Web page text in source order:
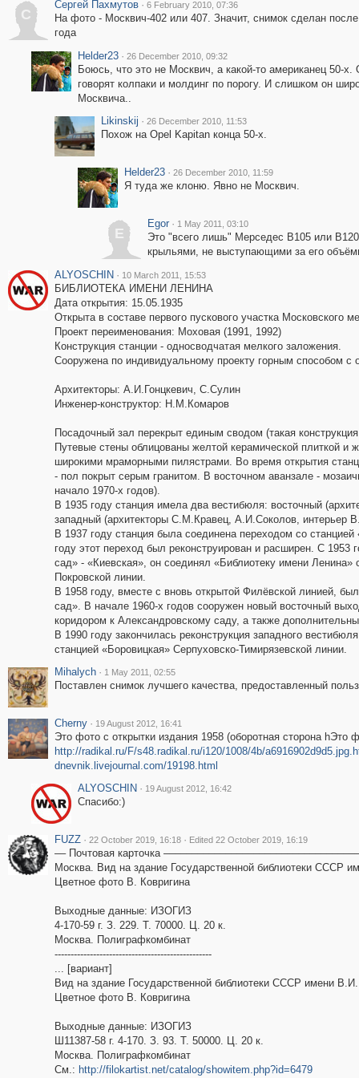
С
Сергей Пахмутов · 6 February 2010, 07:36
На фото - Москвич-402 или 407. Значит, снимок сделан после
года
Helder23 · 26 December 2010, 09:32
Боюсь, что это не Москвич, а какой-то американец 50-х.
говорят колпаки и молдинг по порогу. И слишком он
Москвича..
Likinskij · 26 December 2010, 11:53
Похож на Opel Kapitan конца 50-х.
Helder23 · 26 December 2010, 11:59
Я туда же клоню. Явно не Москвич.
E
Egor · 1 May 2011, 03:10
Это "всего лишь" Мерседес В105 или
крыльями, не выступающими за его
ALYOSCHIN · 10 March 2011, 15:53
БИБЛИОТЕКА ИМЕНИ ЛЕНИНА
Дата открытия: 15.05.1935
Открыта в составе первого пускового участка Московского
Проект переименования: Моховая (1991, 1992)
Конструкция станции - односводчатая мелкого заложения.
Сооружена по индивидуальному проекту горным способом с
Архитекторы: А.И.Гонцкевич, С.Сулин
Инженер-конструктор: Н.М.Комаров
Посадочный зал перекрыт единым сводом (такая
Путевые стены облицованы желтой керамической плиткой
широкими мраморными пилястрами. Во время открытия
- пол покрыт серым гранитом. В восточном аванзале -
начало 1970-х годов).
В 1935 году станция имела два вестибюля: восточный
западный (архитекторы С.М.Кравец, А.И.Соколов, интерьер
В 1937 году станция была соединена переходом со
году этот переход был реконструирован и расширен. С 1953
сад» - «Киевская», он соединял «Библиотеку имени Ленина»
Покровской линии.
В 1958 году, вместе с вновь открытой Филёвской линией,
сад». В начале 1960-x годов сооружен новый восточный
коридором к Александровскому саду, а также
В 1990 году закончилась реконструкция западного
станцией «Боровицкая» Серпуховско-Тимирязевской линии.
Mihalych · 1 May 2011, 02:55
Поставлен снимок лучшего качества, предоставленный
Cherny · 19 August 2012, 16:41
Это фото с открытки издания 1958 (оборотная сторона hЭто
http://radikal.ru/F/s48.radikal.ru/i120/1008/4b/
dnevnik.livejournal.com/19198.html
ALYOSCHIN · 19 August 2012, 16:42
Спасибо:)
FUZZ · 22 October 2019, 16:18 · Edited 22 October 2019, 16:19
–– Почтовая карточка
Москва. Вид на здание Государственной библиотеки СССР
Цветное фото В. Ковригина
Выходные данные: ИЗОГИЗ
4-170-59 г. З. 229. Т. 70000. Ц. 20 к.
Москва. Полиграфкомбинат
-------------------------------------------------
... [вариант]
Вид на здание Государственной библиотеки СССР имени
Цветное фото В. Ковригина
Выходные данные: ИЗОГИЗ
Ш11387-58 г. 4-170. З. 93. Т. 50000. Ц. 20 к.
Москва. Полиграфкомбинат
См.: http://filokartist.net/catalog/showitem.php?id=6479